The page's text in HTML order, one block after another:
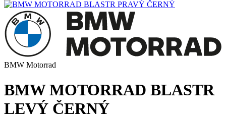
BMW Motorrad
BMW MOTORRAD BLASTR
LEVÝ ČERNÝ